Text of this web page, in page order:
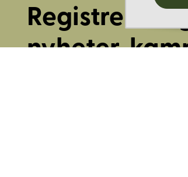
Registrera
nyheter,